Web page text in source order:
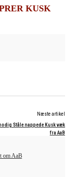
KUSK
Næste artikel
Ståle nappede Kusk væk
fra AaB
om AaB